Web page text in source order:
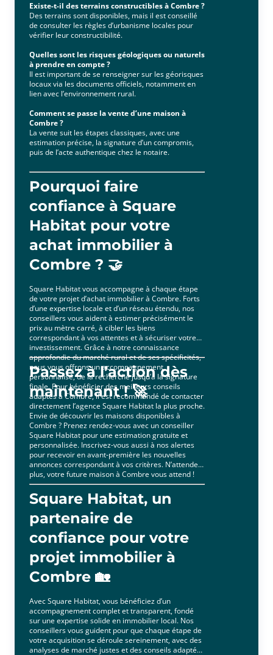
Existe-t-il des terrains constructibles à Combre ?
Des terrains sont disponibles, mais il est conseillé
de consulter les règles d’urbanisme locales pour
vérifier leur constructibilité.
Quelles sont les risques géologiques ou naturels
à prendre en compte ?
Il est important de se renseigner sur les géorisques
locaux via les documents officiels, notamment en
lien avec l’environnement rural.
Comment se passe la vente d’une maison à
Combre ?
La vente suit les étapes classiques, avec une
estimation précise, la signature d’un compromis,
puis de l’acte authentique chez le notaire.
Pourquoi faire
confiance à Square
Habitat pour votre
achat immobilier à
Combre ? 🤝
Square Habitat vous accompagne à chaque étape
de votre projet d’achat immobilier à Combre. Forts
d’une expertise locale et d’un réseau étendu, nos
conseillers vous aident à estimer précisément le
prix au mètre carré, à cibler les biens
correspondant à vos attentes et à sécuriser votre
investissement. Grâce à notre connaissance
approfondie du marché rural et de ses spécificités,
nous vous offrons un accompagnement
personnalisé, de la recherche jusqu’à la signature
finale. Pour bénéficier des meilleurs conseils
adaptés à Combre, il est recommandé de contacter
directement l’agence Square Habitat la plus proche.
Passez à l’action dès
maintenant ! 🚀
Envie de découvrir les maisons disponibles à
Combre ? Prenez rendez-vous avec un conseiller
Square Habitat pour une estimation gratuite et
personnalisée. Inscrivez-vous aussi à nos alertes
pour recevoir en avant-première les nouvelles
annonces correspondant à vos critères. N’attendez
plus, votre future maison à Combre vous attend !
Square Habitat, un
partenaire de
confiance pour votre
projet immobilier à
Combre 🏡
Avec Square Habitat, vous bénéficiez d’un
accompagnement complet et transparent, fondé
sur une expertise solide en immobilier local. Nos
conseillers vous guident pour que chaque étape de
votre acquisition se déroule sereinement, avec des
analyses de marché justes et des conseils adaptés